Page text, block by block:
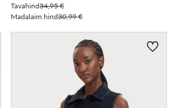
Tavahind34,95 €
Madalaim hind30,99 €